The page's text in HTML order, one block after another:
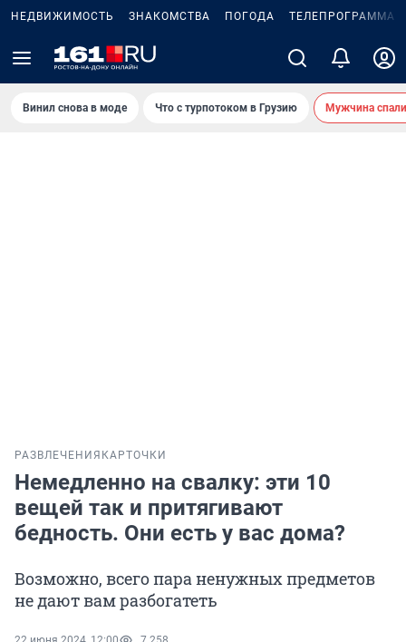
НЕДВИЖИМОСТЬ ЗНАКОМСТВА ПОГОДА ТЕЛЕПРОГРАММА
Винил снова в моде Что с турпотоком в Грузию Мужчина
РАЗВЛЕЧЕНИЯ КАРТОЧКИ
Немедленно на свалку: эти 10
вещей так и притягивают
бедность. Они есть у вас дома?
Возможно, всего пара ненужных предметов
не дают вам разбогатеть